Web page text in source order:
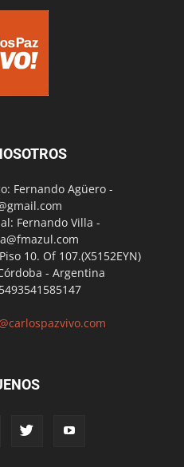
Fernando Agüero -
Fernando Villa -
10. Of 107.(X5152EYN)
- Argentina